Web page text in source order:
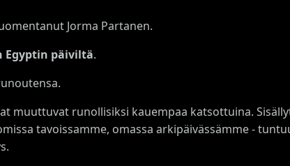
Jorma Partanen.
Egyptin päiviltä.
muuttuvat runollisiksi kauempaa katsottuina.
tavoissamme, omassa arkipäivässämme -